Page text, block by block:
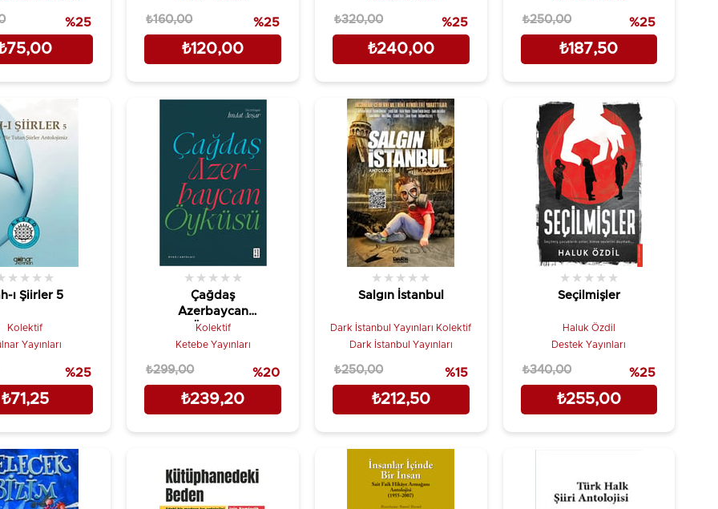
%25
₺120,00
₺160,00 %25
₺240,00
₺320,00 %25
₺187,50
₺250,00 %25
ı Şiirler 5
★ ★ ★ ★
Kolektif
Yayınları
₺71,25
%25
Çağdaş
Azerbaycan
Öyküsü
★ ★ ★ ★ ★
Kolektif
Ketebe Yayınları
₺239,20
₺299,00 %20
Salgın İstanbul
★ ★ ★ ★ ★
Dark İstanbul Yayınları Kolektif
Dark İstanbul Yayınları
₺212,50
₺250,00 %15
Seçilmişler
★ ★ ★ ★ ★
Haluk Özdil
Destek Yayınları
₺255,00
₺340,00 %25